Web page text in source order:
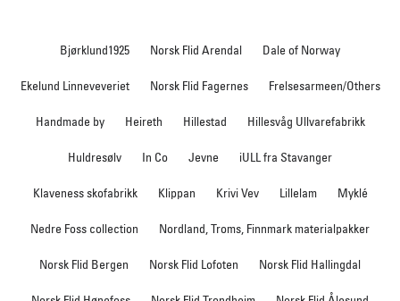
Bjørklund1925 Norsk Flid Arendal Dale of Norway
Ekelund Linneveveriet Norsk Flid Fagernes Frelsesarmeen/Others
Handmade by Heireth Hillestad Hillesvåg Ullvarefabrikk
Huldresølv In Co Jevne iULL fra Stavanger
Klaveness skofabrikk Klippan Krivi Vev Lillelam Myklé
Nedre Foss collection Nordland, Troms, Finnmark materialpakker
Norsk Flid Bergen Norsk Flid Lofoten Norsk Flid Hallingdal